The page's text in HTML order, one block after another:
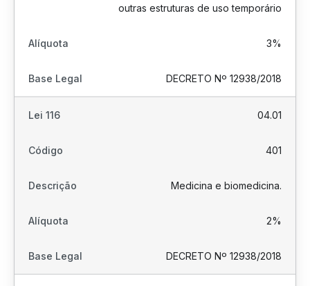
outras estruturas de uso temporário
3%
DECRETO Nº 12938/2018
04.01
401
Medicina e biomedicina.
2%
DECRETO Nº 12938/2018